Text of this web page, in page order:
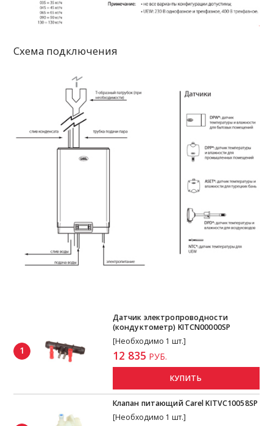
Схема подключения
1
Датчик электропроводности
(кондуктометр) KITCN00000SP
[Необходимо 1 шт.]
12 835 РУБ.
КУПИТЬ
Клапан питающий Carel KITVC10058SP
[Необходимо 1 шт.]